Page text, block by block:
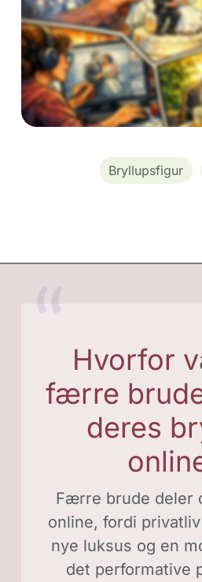
Bryllupsfigur
Hvorfor
færre
deres
Færre brude deler
online, fordi
nye luksus og en
det performative